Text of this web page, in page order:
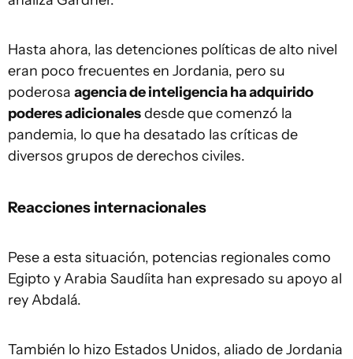
Hasta ahora, las detenciones políticas de alto nivel
eran poco frecuentes en Jordania, pero su
poderosa agencia de inteligencia ha adquirido
poderes adicionalesdesde que comenzó la
pandemia, lo que ha desatado las críticas de
diversos grupos de derechos civiles.
Reacciones internacionales
Pese a esta situación, potencias regionales como
Egipto y Arabia Saudíita han expresado su apoyo al
rey Abdalá.
También lo hizo Estados Unidos, aliado de Jordania